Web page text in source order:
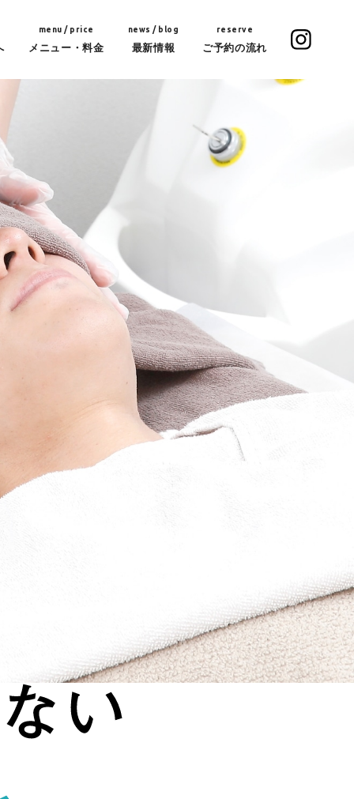
menu / price
メニュー・料金
news / blog
最新情報
reserve
ご予約の流れ